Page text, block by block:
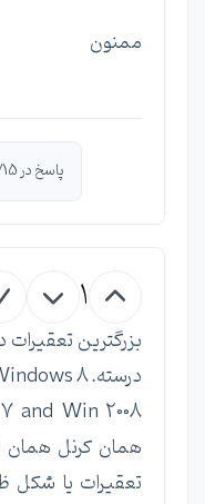
ممنون
پاسخ در 1394/08/15 توسط
1
همان کرنل همان
تعقیرات یا شکل